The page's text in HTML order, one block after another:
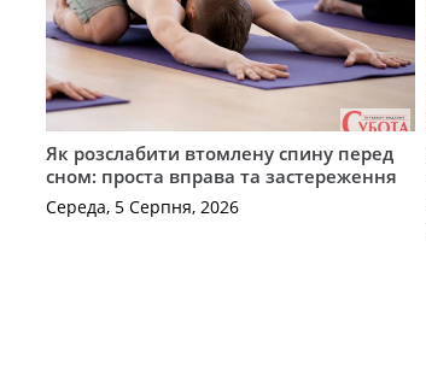
Як розслабити втомлену спину перед
сном: проста вправа та застереження
Середа, 5 Серпня, 2026